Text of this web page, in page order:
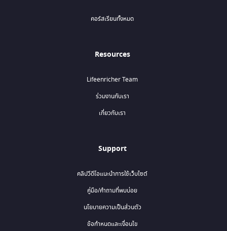
คอร์สเรียนทั้งหมด
Resources
Lifeenricher Team
ร่วมงานกับเรา
เกี่ยวกับเรา
Support
คลิปวีดีโอแนะนำการใช้เว็บไซต์
คู่มือ/คำถามที่พบบ่อย
นโยบายความเป็นส่วนตัว
ข้อกำหนดและเงื่อนไข